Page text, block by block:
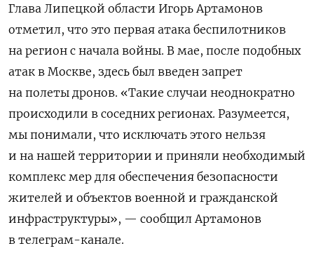
Глава Липецкой области Игорь Артамонов
отметил, что это первая атака беспилотников
на регион с начала войны. В мае, после подобных
атак в Москве, здесь был введен запрет
на полеты дронов. «Такие случаи неоднократно
происходили в соседних регионах. Разумеется,
мы понимали, что исключать этого нельзя
и на нашей территории и приняли необходимый
комплекс мер для обеспечения безопасности
жителей и объектов военной и гражданской
инфраструктуры», — сообщил Артамонов
в телеграм-канале.